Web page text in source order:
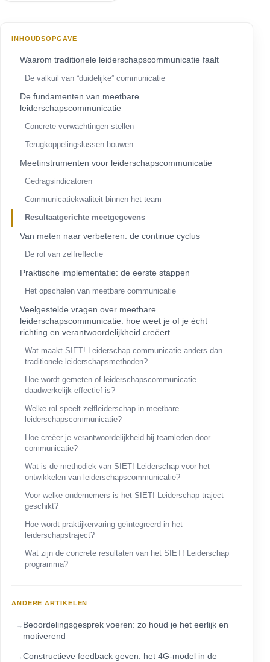
INHOUDSOPGAVE
Waarom traditionele leiderschapscommunicatie faalt
De valkuil van “duidelijke” communicatie
De fundamenten van meetbare
leiderschapscommunicatie
Concrete verwachtingen stellen
Terugkoppelingslussen bouwen
Meetinstrumenten voor leiderschapscommunicatie
Gedragsindicatoren
Communicatiekwaliteit binnen het team
Resultaatgerichte meetgegevens
Van meten naar verbeteren: de continue cyclus
De rol van zelfreflectie
Praktische implementatie: de eerste stappen
Het opschalen van meetbare communicatie
Veelgestelde vragen over meetbare
leiderschapscommunicatie: hoe weet je of je écht
richting en verantwoordelijkheid creëert
Wat maakt SIET! Leiderschap communicatie anders dan
traditionele leiderschapsmethoden?
Hoe wordt gemeten of leiderschapscommunicatie
daadwerkelijk effectief is?
Welke rol speelt zelfleiderschap in meetbare
leiderschapscommunicatie?
Hoe creëer je verantwoordelijkheid bij teamleden door
communicatie?
Wat is de methodiek van SIET! Leiderschap voor het
ontwikkelen van leiderschapscommunicatie?
Voor welke ondernemers is het SIET! Leiderschap traject
geschikt?
Hoe wordt praktijkervaring geïntegreerd in het
leiderschapstraject?
Wat zijn de concrete resultaten van het SIET! Leiderschap
programma?
ANDERE ARTIKELEN
Beoordelingsgesprek voeren: zo houd je het eerlijk en
motiverend
Constructieve feedback geven: het 4G-model in de